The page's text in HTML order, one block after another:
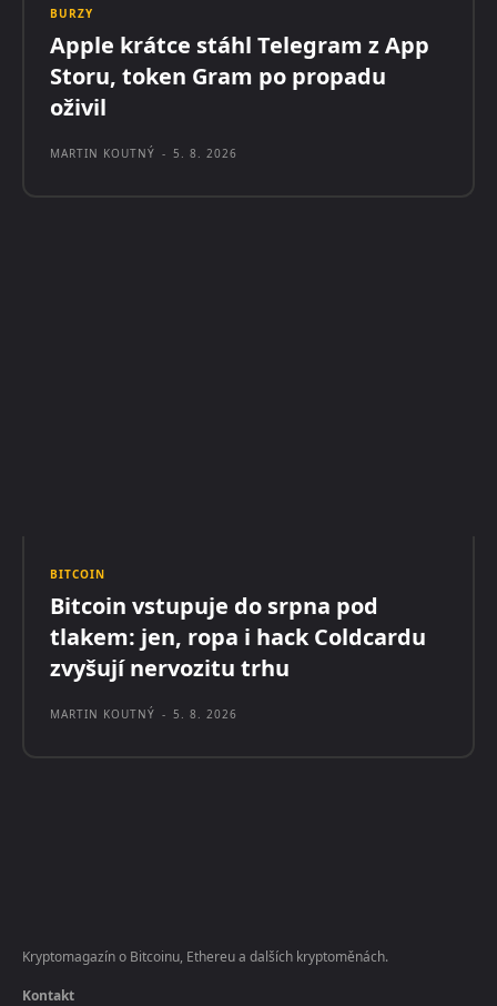
BURZY
Apple krátce stáhl Telegram z App
Storu, token Gram po propadu
oživil
MARTIN KOUTNÝ - 5. 8. 2026
BITCOIN
Bitcoin vstupuje do srpna pod
tlakem: jen, ropa i hack Coldcardu
zvyšují nervozitu trhu
MARTIN KOUTNÝ - 5. 8. 2026
Kryptomagazín o Bitcoinu, Ethereu a dalších kryptoměnách.
Kontakt